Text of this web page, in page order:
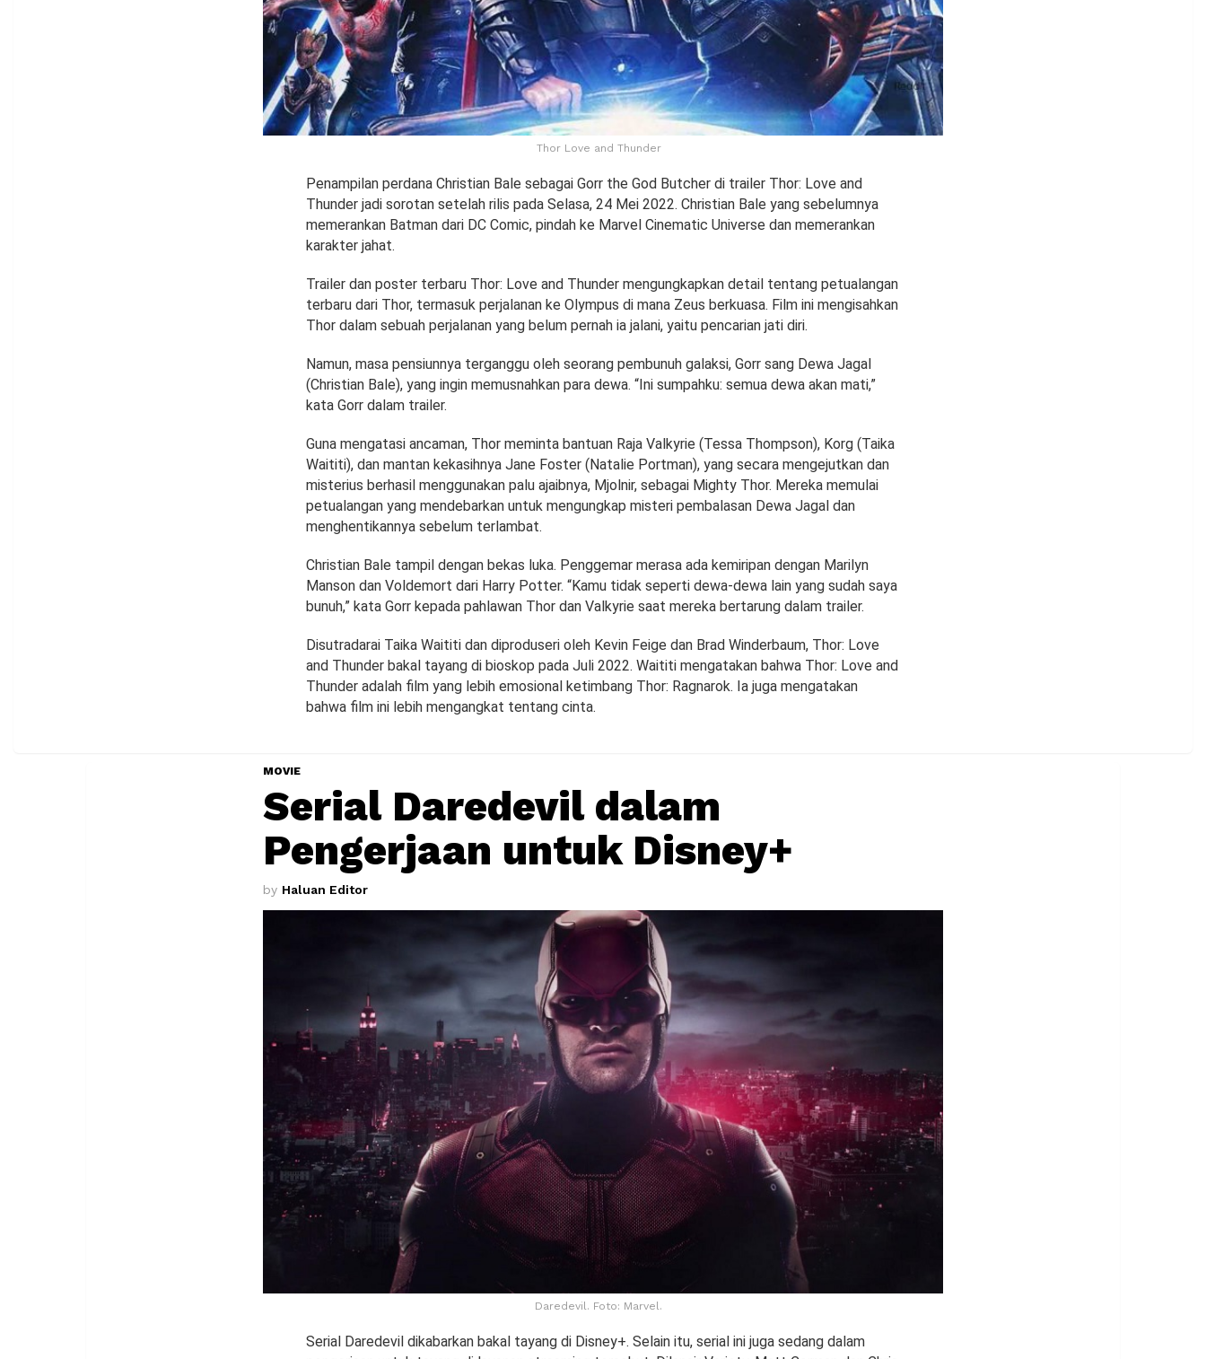
Thor Love and Thunder
Penampilan perdana Christian Bale sebagai Gorr the God Butcher di trailer Thor: Love and
Thunder jadi sorotan setelah rilis pada Selasa, 24 Mei 2022. Christian Bale yang sebelumnya
memerankan Batman dari DC Comic, pindah ke Marvel Cinematic Universe dan memerankan
karakter jahat.
Trailer dan poster terbaru Thor: Love and Thunder mengungkapkan detail tentang petualangan
terbaru dari Thor, termasuk perjalanan ke Olympus di mana Zeus berkuasa. Film ini mengisahkan
Thor dalam sebuah perjalanan yang belum pernah ia jalani, yaitu pencarian jati diri.
Namun, masa pensiunnya terganggu oleh seorang pembunuh galaksi, Gorr sang Dewa Jagal
(Christian Bale), yang ingin memusnahkan para dewa. “Ini sumpahku: semua dewa akan mati,”
kata Gorr dalam trailer.
Guna mengatasi ancaman, Thor meminta bantuan Raja Valkyrie (Tessa Thompson), Korg (Taika
Waititi), dan mantan kekasihnya Jane Foster (Natalie Portman), yang secara mengejutkan dan
misterius berhasil menggunakan palu ajaibnya, Mjolnir, sebagai Mighty Thor. Mereka memulai
petualangan yang mendebarkan untuk mengungkap misteri pembalasan Dewa Jagal dan
menghentikannya sebelum terlambat.
Christian Bale tampil dengan bekas luka. Penggemar merasa ada kemiripan dengan Marilyn
Manson dan Voldemort dari Harry Potter. “Kamu tidak seperti dewa-dewa lain yang sudah saya
bunuh,” kata Gorr kepada pahlawan Thor dan Valkyrie saat mereka bertarung dalam trailer.
Disutradarai Taika Waititi dan diproduseri oleh Kevin Feige dan Brad Winderbaum, Thor: Love
and Thunder bakal tayang di bioskop pada Juli 2022. Waititi mengatakan bahwa Thor: Love and
Thunder adalah film yang lebih emosional ketimbang Thor: Ragnarok. Ia juga mengatakan
bahwa film ini lebih mengangkat tentang cinta.
MOVIE
Serial Daredevil dalam
Pengerjaan untuk Disney+
by Haluan Editor
Daredevil. Foto: Marvel.
Serial Daredevil dikabarkan bakal tayang di Disney+. Selain itu, serial ini juga sedang dalam